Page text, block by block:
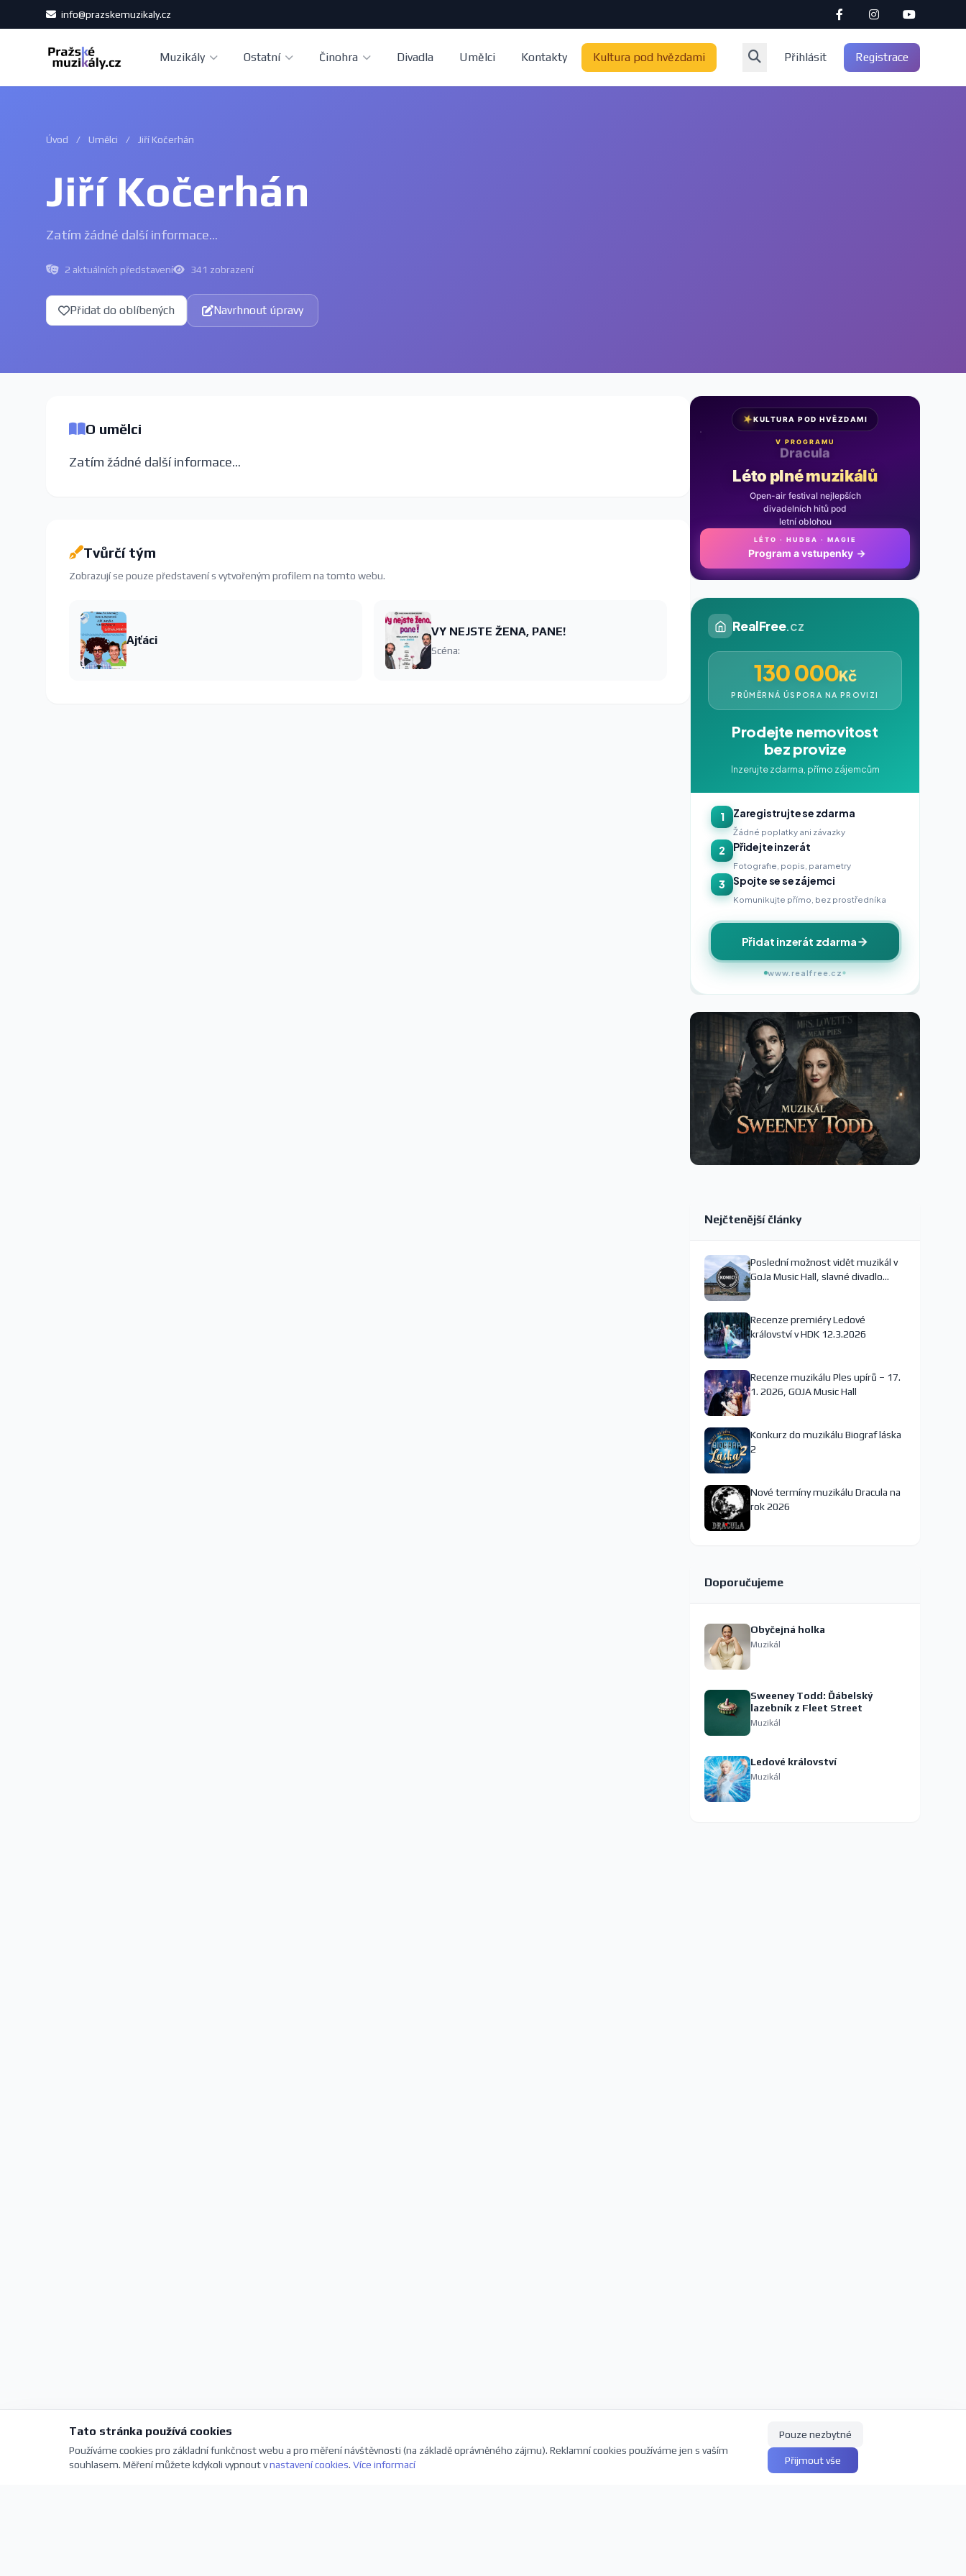
info@prazskemuzikaly.cz
Muzikály Ostatní Činohra Divadla Umělci Kontakty Kultura pod hvězdami Přihlásit Registrace
Úvod / Umělci / Jiří Kočerhán
Jiří Kočerhán
Zatím žádné další informace...
2 aktuálních představení 341 zobrazení
Přidat do oblíbených Navrhnout úpravy
O umělci
Zatím žádné další informace...
Tvůrčí tým
Zobrazují se pouze představení s vytvořeným profilem na tomto webu.
Ajťáci
VY NEJSTE ŽENA, PANE!
Scéna:
★KULTURA POD HVĚZDAMI
V PROGRAMU
Noc na Karlštejně
Léto plné muzikálů
Open-air festival nejlepších
divadelních hitů pod
letní oblohou
LÉTO · HUDBA · MAGIE
Program a vstupenky →
RealFree.cz
130 000Kč
PRŮMĚRNÁ ÚSPORA NA PROVIZI
Prodejte nemovitost
bez provize
Inzerujte zdarma, přímo zájemcům
1 Zaregistrujte se zdarma
Žádné poplatky ani závazky
2 Přidejte inzerát
Fotografie, popis, parametry
3 Spojte se se zájemci
Komunikujte přímo, bez prostředníka
Přidat inzerát zdarma
www.realfree.cz
Nejčtenější články
Poslední možnost vidět muzikál v
GoJa Music Hall, slavné divadlo
Recenze premiéry Ledové
království v HDK 12.3.2026
Recenze muzikálu Ples upírů – 17.
1. 2026, GOJA Music Hall
Konkurz do muzikálu Biograf láska
2
Nové termíny muzikálu Dracula na
rok 2026
Doporučujeme
Obyčejná holka
Muzikál
Sweeney Todd: Ďábelský
lazebník z Fleet Street
Muzikál
Ledové království
Muzikál
Tato stránka používá cookies
Používáme cookies pro základní funkčnost webu a pro měření návštěvnosti (na základě oprávněného zájmu). Reklamní cookies používáme jen s vaším
souhlasem. Měření můžete kdykoli vypnout vnastavení cookies. Více informací
Pouze nezbytné
Přijmout vše